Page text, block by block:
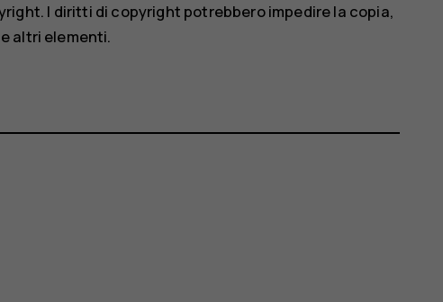
I diritti di copyright potrebbero impedire la copia,
altri elementi.